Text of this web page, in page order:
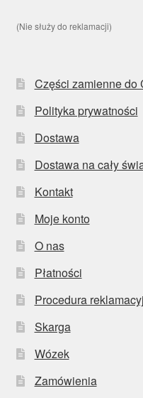
(Nie służy do reklamacji)
Części zamienne do
Polityka prywatności
Dostawa
Dostawa na cały
Kontakt
Moje konto
O nas
Płatności
Procedura
Skarga
Wózek
Zamówienia